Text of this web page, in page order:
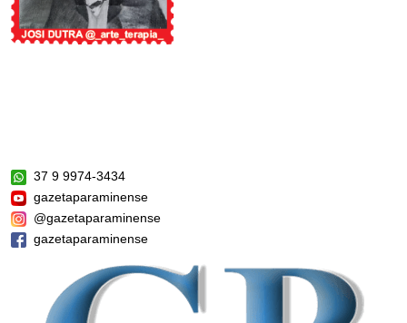
37 9 9974-3434
gazetaparaminense
@gazetaparaminense
gazetaparaminense